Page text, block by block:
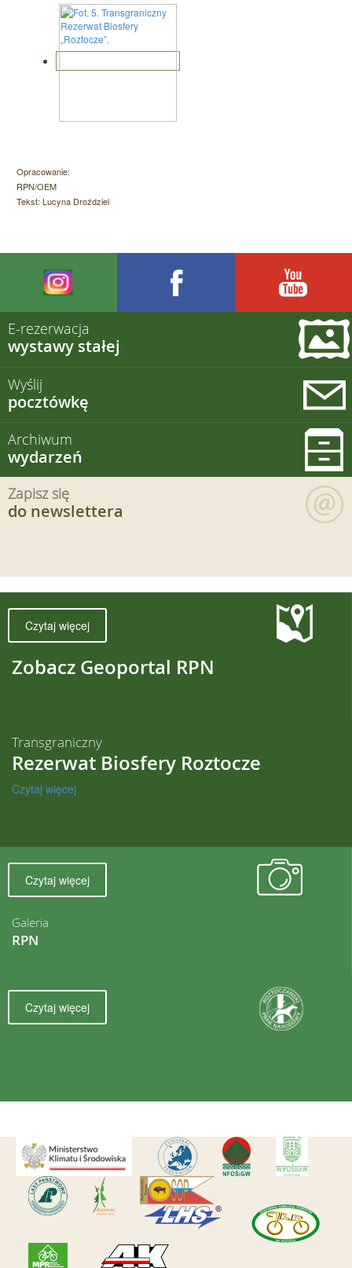
Opracowanie:
RPN/OEM
Tekst: Lucyna Droździel
E-rezerwacja
wystawy stałej
Wyślij
pocztówkę
Archiwum
wydarzeń
Zapisz się
do newslettera
Zobacz Geoportal RPN
Czytaj więcej
Transgraniczny
Rezerwat Biosfery Roztocze
Czytaj więcej
Galeria
RPN
Czytaj więcej
Czytaj więcej